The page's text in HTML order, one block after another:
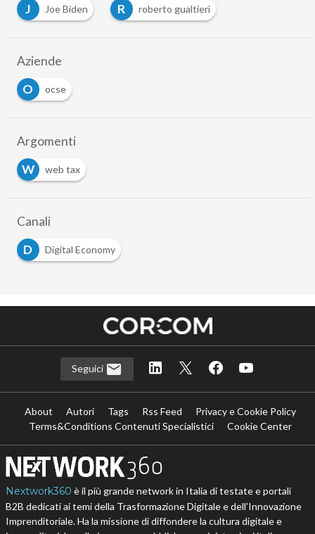
J
Joe Biden R roberto gualtieri
Aziende
O
ocse
Argomenti
W
web tax
Canali
D
Digital Economy
Seguici
About Autori Tags Rss Feed
Privacy e Cookie Policy
Terms&Conditions Contenuti Specialistici
Cookie Center
Nextwork360 è il più grande network in Italia di testate e portali
B2B dedicati ai temi della Trasformazione Digitale e dell’Innovazione
Imprenditoriale. Ha la missione di diffondere la cultura digitale e